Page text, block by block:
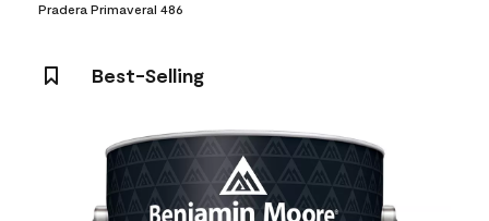
Pradera Primaveral 486
Best-Selling